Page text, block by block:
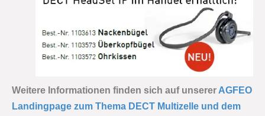
Weitere Informationen finden sich auf unserer AGFEO
Landingpage zum Thema DECT Multizelle und dem